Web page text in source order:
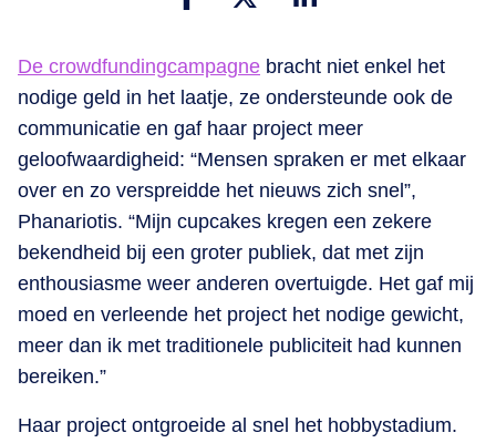
De crowdfundingcampagne bracht niet enkel het
nodige geld in het laatje, ze ondersteunde ook de
communicatie en gaf haar project meer
geloofwaardigheid: “Mensen spraken er met elkaar
over en zo verspreidde het nieuws zich snel”,
Phanariotis. “Mijn cupcakes kregen een zekere
bekendheid bij een groter publiek, dat met zijn
enthousiasme weer anderen overtuigde. Het gaf mij
moed en verleende het project het nodige gewicht,
meer dan ik met traditionele publiciteit had kunnen
bereiken.”
Haar project ontgroeide al snel het hobbystadium.